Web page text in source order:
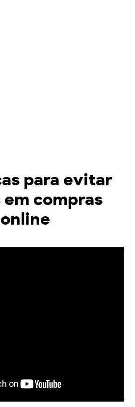
para evitar
em compras
online